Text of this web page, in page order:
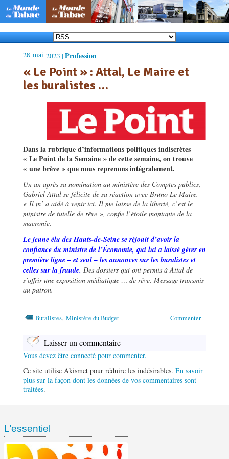
28 mai 2023 | Profession
« Le Point » : Attal, Le Maire et
les buralistes …
Dans la rubrique d’informations politiques indiscrètes
« Le Point de la Semaine » de cette semaine, on trouve
« une brève » que nous reprenons intégralement.
Un an après sa nomination au ministère des Comptes publics,
Gabriel Attal se félicite de sa réaction avec Bruno Le Maire.
« Il m’ a aidé à venir ici. Il me laisse de la liberté, c’est le
ministre de tutelle de rêve », confie l’étoile montante de la
macronie.
Le jeune élu des Hauts-de-Seine se réjouit d’avoir la
confiance du ministre de l’Économie, qui lui a laissé gérer en
première ligne – et seul – les annonces sur les buralistes et
celles sur la fraude. Des dossiers qui ont permis à Attal de
s’offrir une exposition médiatique … de rêve. Message transmis
au patron.
Commenter
Buralistes, Ministère du Budget
Laisser un commentaire
Vous devez être connecté pour commenter.
Ce site utilise Akismet pour réduire les indésirables. En savoir
plus sur la façon dont les données de vos commentaires sont
traitées.
L’essentiel